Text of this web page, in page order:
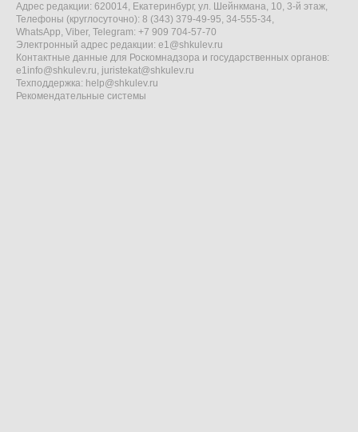
Адрес редакции: 620014, Екатеринбург, ул. Шейнкмана, 10, 3-й этаж,
Телефоны (круглосуточно): 8 (343) 379-49-95, 34-555-34,
WhatsApp, Viber, Telegram: +7 909 704-57-70
Электронный адрес редакции: e1@shkulev.ru
Контактные данные для Роскомнадзора и государственных органов:
e1info@shkulev.ru, juristekat@shkulev.ru
Техподдержка: help@shkulev.ru
Рекомендательные системы